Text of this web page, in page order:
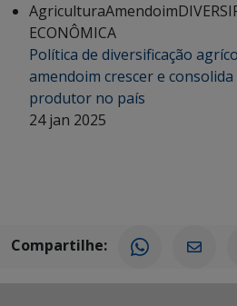
AgriculturaAmendoim
ECONÔMICA
Política de diversificação
amendoim crescer e
produtor no país
24 jan 2025
Compartilhe: